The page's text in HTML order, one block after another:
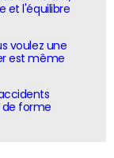
et l'équilibre
voulez une
est même
de forme